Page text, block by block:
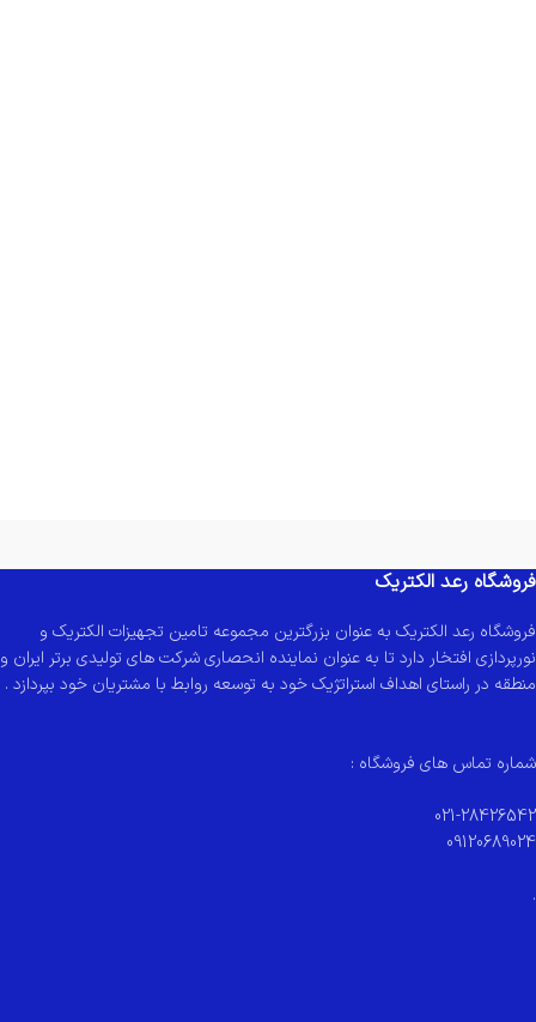
فروشگاه رعد الکتریک
فروشگاه رعد الکتریک به عنوان بزرگترین مجموعه تامین تجهیزات الکتریک و
نورپردازی افتخار دارد تا به عنوان نماینده انحصاری شرکت های تولیدی برتر ایران و
منطقه در راستای اهداف استراتژیک خود به توسعه روابط با مشتریان خود بپردازد .
شماره تماس های فروشگاه :
021-28426542
09120689024
.